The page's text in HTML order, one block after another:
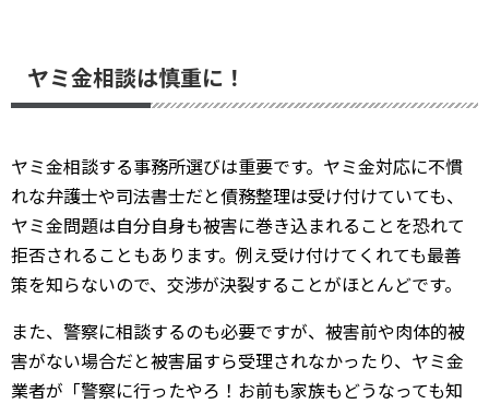
ヤミ金相談は慎重に！
ヤミ金相談する事務所選びは重要です。ヤミ金対応に不慣
れな弁護士や司法書士だと債務整理は受け付けていても、
ヤミ金問題は自分自身も被害に巻き込まれることを恐れて
拒否されることもあります。例え受け付けてくれても最善
策を知らないので、交渉が決裂することがほとんどです。
また、警察に相談するのも必要ですが、被害前や肉体的被
害がない場合だと被害届すら受理されなかったり、ヤミ金
業者が「警察に行ったやろ！お前も家族もどうなっても知